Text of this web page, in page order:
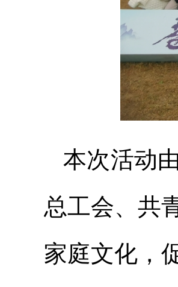
本次活动
总工会、共
家庭文化，